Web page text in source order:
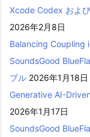
Xcode Codex およ
2026年2月8日
Balancing Coupling
SoundsGood
ブル 2026年1月18日
Generative AI-
2026年1月17日
SoundsGood